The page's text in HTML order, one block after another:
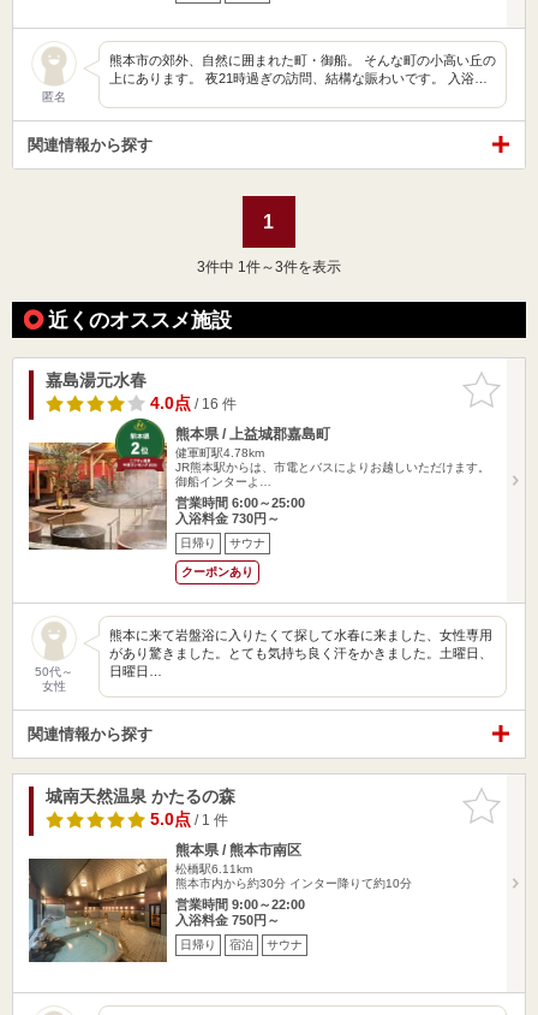
匿名
熊本市の郊外、自然に囲まれた町・御船。 そんな町の小高い丘の
上にあります。 夜21時過ぎの訪問、結構な賑わいです。 入浴…
関連情報から探す
1
3件中 1件～3件を表示
近くのオススメ施設
お気に入
りに追加
嘉島湯元水春
4.0点/ 16 件
熊本県 / 上益城郡嘉島町
健軍町駅4.78km
JR熊本駅からは、市電とバスによりお越しいただけます。
御船インターよ…
営業時間 6:00～25:00
入浴料金 730円～
日帰り サウナ
クーポンあり
50代～
女性
熊本に来て岩盤浴に入りたくて探して水春に来ました、女性専用
があり驚きました。とても気持ち良く汗をかきました。土曜日、
日曜日…
関連情報から探す
お気に入
りに追加
城南天然温泉 かたるの森
5.0点/ 1 件
熊本県 / 熊本市南区
松橋駅6.11km
熊本市内から約30分 インター降りて約10分
営業時間 9:00～22:00
入浴料金 750円～
日帰り 宿泊 サウナ